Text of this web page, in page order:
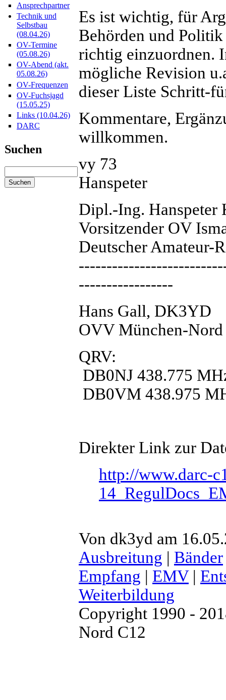
Ansprechpartner
Technik und
Selbstbau
(08.04.26)
OV-Termine
(05.08.26)
OV-Abend (akt.
05.08.26)
OV-Frequenzen
OV-Fuchsjagd
(15.05.25)
Links (10.04.26)
DARC
Suchen
Es ist wichtig, für
Behörden und Politik
richtig einzuordnen.
mögliche Revision
dieser Liste Schritt-
Kommentare,
willkommen.
vy 73
Hanspeter
Dipl.-Ing.
Vorsitzender OV
Deutscher Amateur-
-----------------
Hans Gall, DK3YD
OVV München-Nord
QRV:
DB0NJ 438.775
DB0VM 438.975
Direkter Link zur
http://www.darc-
Von dk3yd am
Ausbreitung | Bänder
Empfang | EMV|
Weiterbildung
Copyright 1990 -
Nord C12